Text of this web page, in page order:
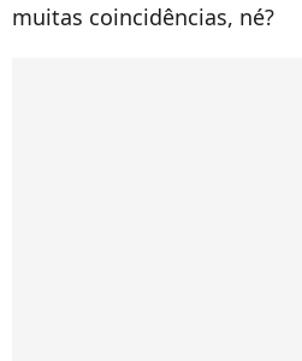
muitas coincidências, né?